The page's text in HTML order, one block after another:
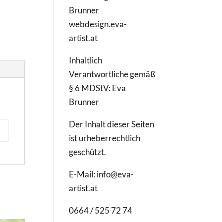
Brunner
webdesign.eva-
artist.at
Inhaltlich
Verantwortliche gemäß
§ 6 MDStV: Eva
Brunner
Der Inhalt dieser Seiten
ist urheberrechtlich
geschützt.
E-Mail: info@eva-
artist.at
0664 / 525 72 74